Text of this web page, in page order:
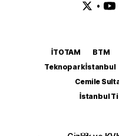
•
İTOTAM BTM
Teknopark İstanbul
Cemile
İstanbul